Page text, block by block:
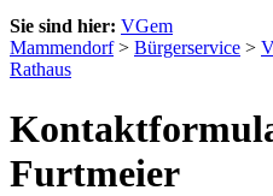
Sie sind hier: VGem
Mammendorf> Bürgerservice >
Rathaus
Furtmeier